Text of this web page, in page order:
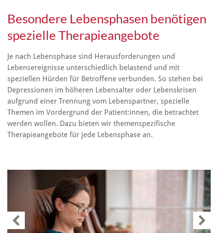
Besondere Lebensphasen benötigen
spezielle Therapieangebote
Je nach Lebensphase sind Herausforderungen und
Lebensereignisse unterschiedlich belastend und mit
speziellen Hürden für Betroffene verbunden. So stehen bei
Depressionen im höheren Lebensalter oder Lebenskrisen
aufgrund einer Trennung vom Lebenspartner, spezielle
Themen im Vordergrund der Patient:innen, die betrachtet
werden wollen. Dazu bieten wir themenspezifische
Therapieangebote für jede Lebensphase an.